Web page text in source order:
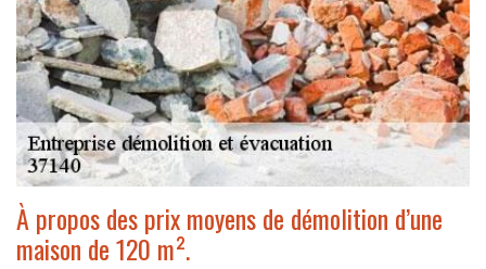
À propos des prix moyens de démolition d’une
maison de 120 m².